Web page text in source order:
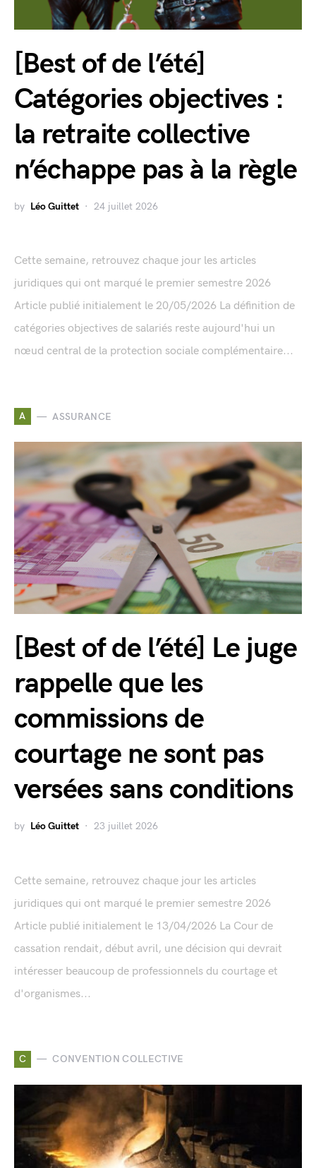
[Best of de l’été]
Catégories objectives :
la retraite collective
n’échappe pas à la règle
by Léo Guittet 24 juillet 2026
Cette semaine, retrouvez chaque jour les articles
juridiques qui ont marqué le premier semestre 2026
Article publié initialement le 20/05/2026 La définition de
catégories objectives de salariés reste aujourd'hui un
nœud central de la protection sociale complémentaire...
A ASSURANCE
[Best of de l’été] Le juge
rappelle que les
commissions de
courtage ne sont pas
versées sans conditions
by Léo Guittet 23 juillet 2026
Cette semaine, retrouvez chaque jour les articles
juridiques qui ont marqué le premier semestre 2026
Article publié initialement le 13/04/2026 La Cour de
cassation rendait, début avril, une décision qui devrait
intéresser beaucoup de professionnels du courtage et
d'organismes...
C CONVENTION COLLECTIVE